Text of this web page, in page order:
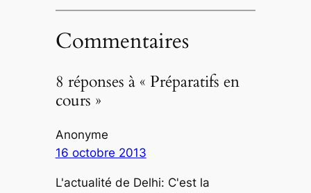
Commentaires
8 réponses à « Préparatifs en
cours »
Anonyme
16 octobre 2013
L'actualité de Delhi: C'est la